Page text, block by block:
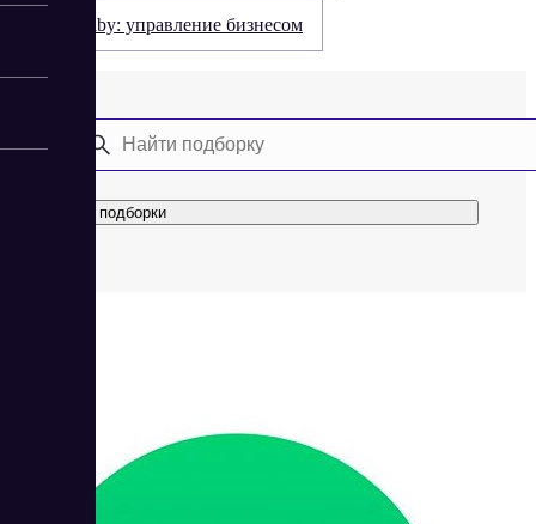
Saby: управление бизнесом
Все подборки